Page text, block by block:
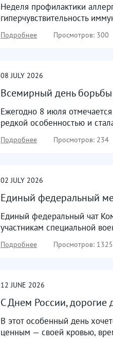
Неделя профилактики
гиперчувствительность
Подробнее Просмотров: 300
08 JULY 2026
Всемирный день борьбы
Ежегодно 8 июля
редкой особенностью и
Подробнее Просмотров: 234
02 JULY 2026
Единый федеральный
Единый федеральный чат
участникам специальной
Подробнее Просмотров:
12 JUNE 2026
С Днем России, дорогие
В этот особенный день
ценным — своей кровью,